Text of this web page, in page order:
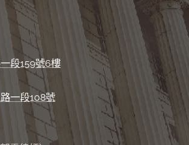
段159號6樓
一段108號